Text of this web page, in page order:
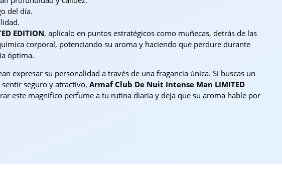
del día.
EDITION, aplícalo en puntos estratégicos como muñecas, detrás de las
corporal, potenciando su aroma y haciendo que perdure durante
óptima.
expresar su personalidad a través de una fragancia única. Si buscas un
seguro y atractivo, Armaf Club De Nuit Intense Man LIMITED
este magnífico perfume a tu rutina diaria y deja que su aroma hable por